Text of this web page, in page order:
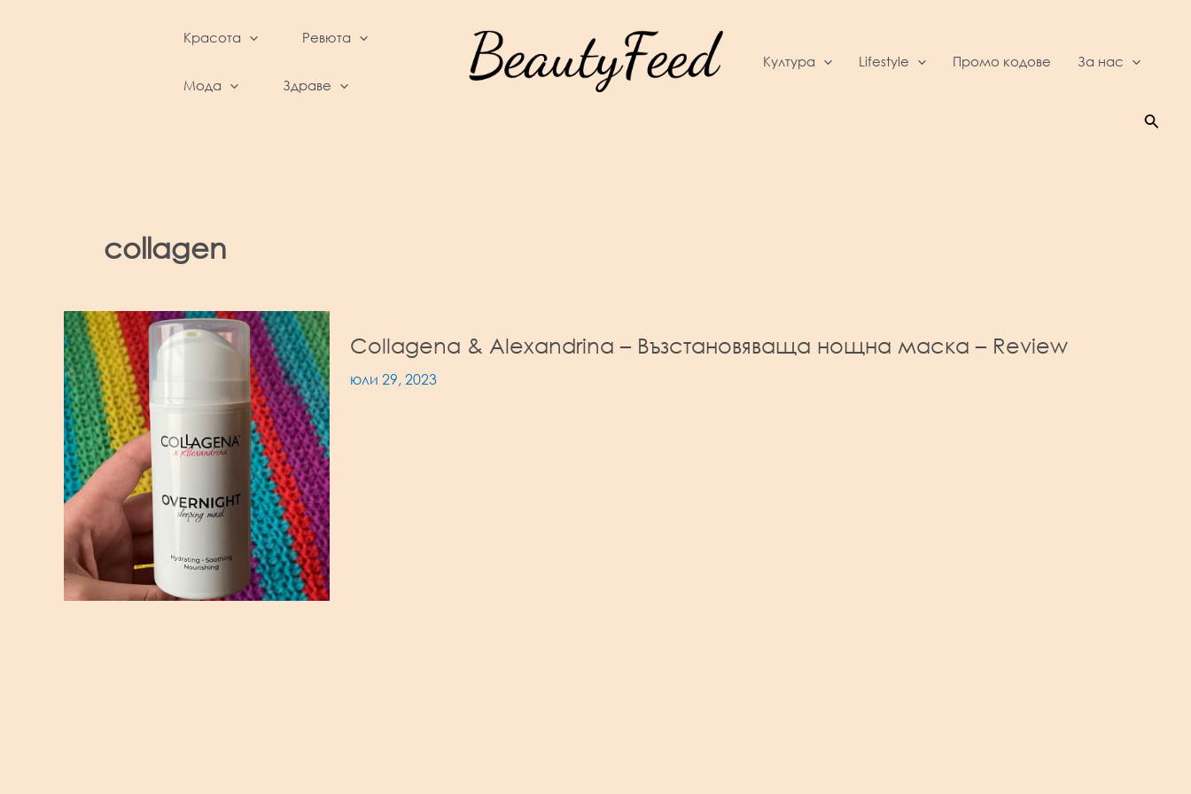
Красота Ревюта
Мода Здраве
Култура Lifestyle Промо кодове За нас
collagen
Collagena & Alexandrina – Възстановяваща нощна маска – Review
юли 29, 2023